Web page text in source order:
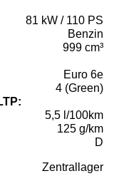
81 kW / 110 PS
Benzin
999 cm³
Euro 6e
4 (Green)
5,5 l/100km
125 g/km
D
Zentrallager